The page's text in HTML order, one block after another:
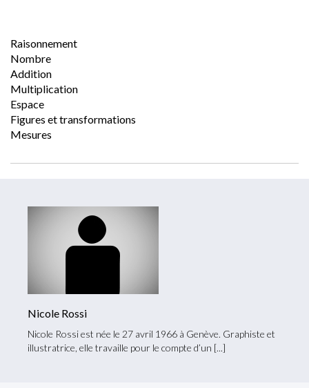
Raisonnement
Nombre
Addition
Multiplication
Espace
Figures et transformations
Mesures
Nicole Rossi
Nicole Rossi est née le 27 avril 1966 à Genève. Graphiste et
illustratrice, elle travaille pour le compte d’un